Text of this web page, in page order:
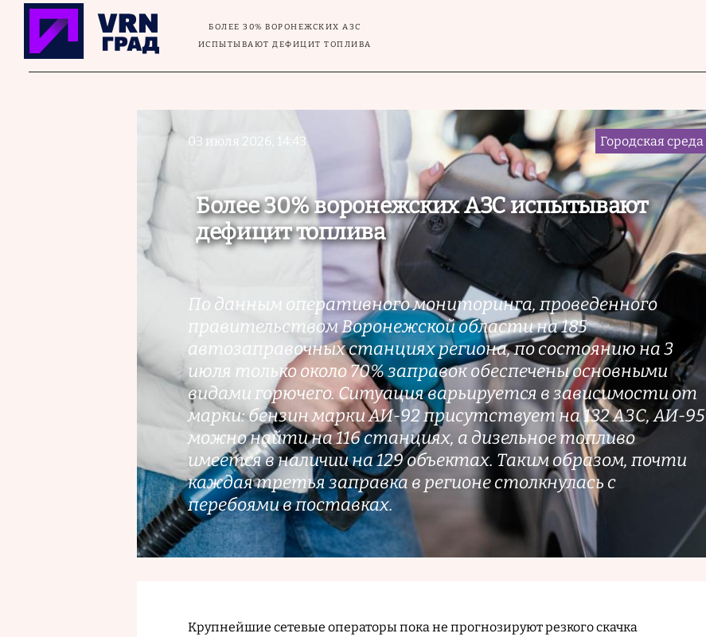
Перейти к основному содержанию
БОЛЕЕ 30% ВОРОНЕЖСКИХ АЗС
ИСПЫТЫВАЮТ ДЕФИЦИТ ТОПЛИВА
03 июля 2026, 14:43 Городская среда
Более 30% воронежских АЗС испытывают
дефицит топлива
По данным оперативного мониторинга, проведенного
правительством Воронежской области на 185
автозаправочных станциях региона, по состоянию на 3
июля только около 70% заправок обеспечены основными
видами горючего. Ситуация варьируется в зависимости от
марки: бензин марки АИ-92 присутствует на 132 АЗС, АИ-95
можно найти на 116 станциях, а дизельное топливо
имеется в наличии на 129 объектах. Таким образом, почти
каждая третья заправка в регионе столкнулась с
перебоями в поставках.
Крупнейшие сетевые операторы пока не прогнозируют резкого скачка